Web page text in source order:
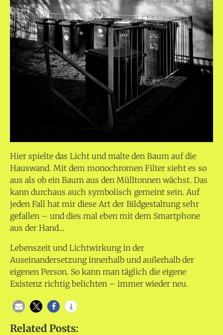
Hier spielte das Licht und malte den Baum auf die
Hauswand. Mit dem monochromen Filter sieht es so
aus als ob ein Baum aus den Mülltonnen wächst. Das
kann durchaus auch symbolisch gemeint sein. Auf
jeden Fall hat mir diese Art der Bildgestaltung sehr
gefallen – und dies mal eben mit dem Smartphone
aus der Hand…
Lebenszeit und Lichtwirkung in der
Auseinandersetzung innerhalb und außerhalb der
eigenen Person. So kann man täglich die eigene
Existenz richtig belichten – immer wieder neu.
Related Posts: